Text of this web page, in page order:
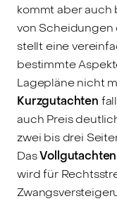
kommt aber auch
von Scheidungen
stellt eine
bestimmte
Lagepläne nicht
Kurzgutachten
auch Preis
zwei bis drei
DasVollgutachten
wird für